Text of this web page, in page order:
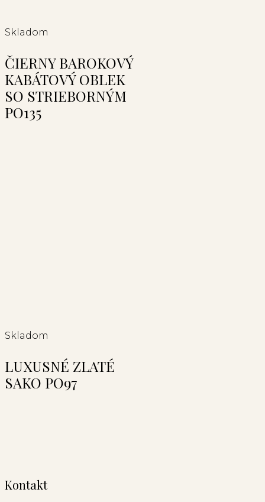
Skladom
ČIERNY BAROKOVÝ
KABÁTOVÝ OBLEK
SO STRIEBORNÝM
PO135
Skladom
LUXUSNÉ ZLATÉ
SAKO PO97
Kontakt